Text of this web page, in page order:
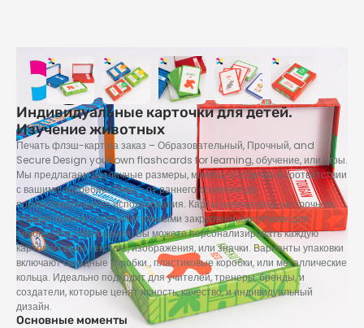
Индивидуальные карточки для детей.
Изучение животных
Печать флэш-карт на заказ – Образовательный, Прочный, and
Secure Design your own flashcards for learning, обучение, или игры.
Мы предлагаем различные размеры, макеты, и отделка в соответствии
с вашими потребностями – от раннего обучения до
профессионального использования. Карты напечатаны на прочном,
гладкая бумага с дополнительными закругленными углами для
безопасного обращения. Вы можете персонализировать каждую
карточку своим текстом., изображения, или значки. Варианты упаковки
включают складные коробки., пластиковые коробки, или металлические
кольца. Идеально подходит для учителей, тренеры, бренды, и
создатели, которые ценят ясность, качество, и индивидуальный
дизайн.
Основные моменты